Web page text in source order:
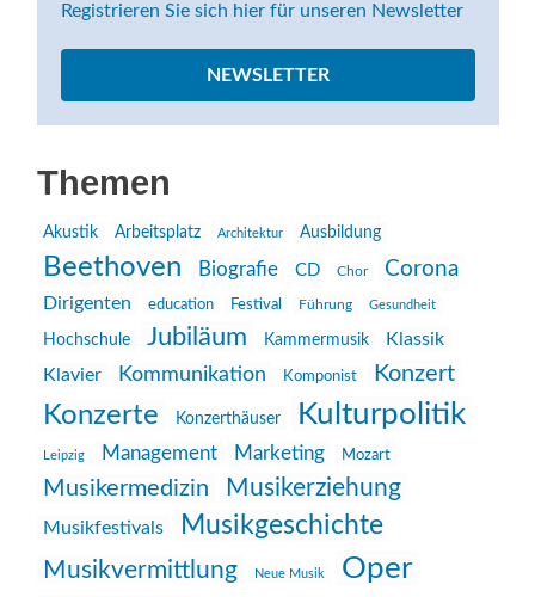
Registrieren Sie sich hier für unseren Newsletter
NEWSLETTER
Themen
Akustik Arbeitsplatz Architektur Ausbildung
Beethoven Biografie CD Chor Corona
Dirigenten education Festival Führung Gesundheit
Hochschule Jubiläum Kammermusik
Klassik
Klavier
Kommunikation Komponist Konzert
Konzerte Konzerthäuser Kulturpolitik
Leipzig Management Marketing Mozart
Musikermedizin Musikerziehung
Musikfestivals Musikgeschichte
Musikvermittlung Neue Musik Oper